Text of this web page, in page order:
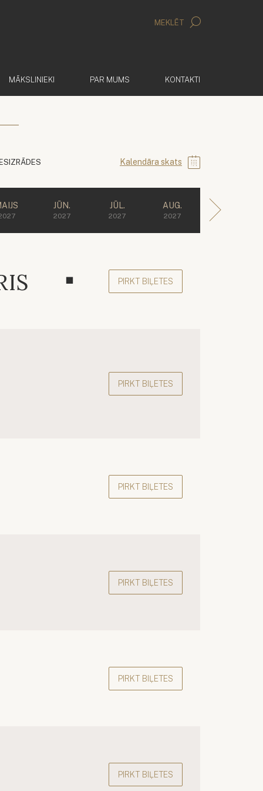
MEKLĒT
MĀKSLINIEKI PAR MUMS KONTAKTI
Kalendāra skats
JŪN.
2027
JŪL.
2027
AUG.
2027
PIRKT BIĻETES
PIRKT BIĻETES
PIRKT BIĻETES
PIRKT BIĻETES
PIRKT BIĻETES
PIRKT BIĻETES